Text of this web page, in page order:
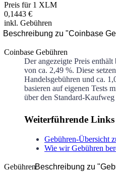
Preis für 1 XLM
0,1443 €
inkl. Gebühren
Beschreibung zu "Coinbase
Coinbase Gebühren
Der angezeigte Preis enthält
von ca. 2,49 %. Diese
Handelsgebühren und ca.
basieren auf eigenen Tests
über den Standard-
Weiterführende Links
Gebühren-Übersicht
Wie wir Gebühren
GebührenBeschreibung zu